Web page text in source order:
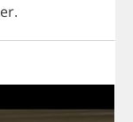
.